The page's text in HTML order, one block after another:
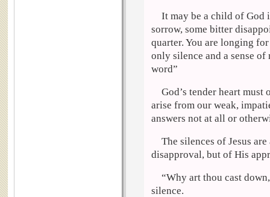
It may be a child of God
sorrow, some bitter
quarter. You are longing
only silence and a sense
word”
God’s tender heart
arise from our weak,
answers not at all or
The silences of Jesus
disapproval, but of His
“Why art thou cast
silence.